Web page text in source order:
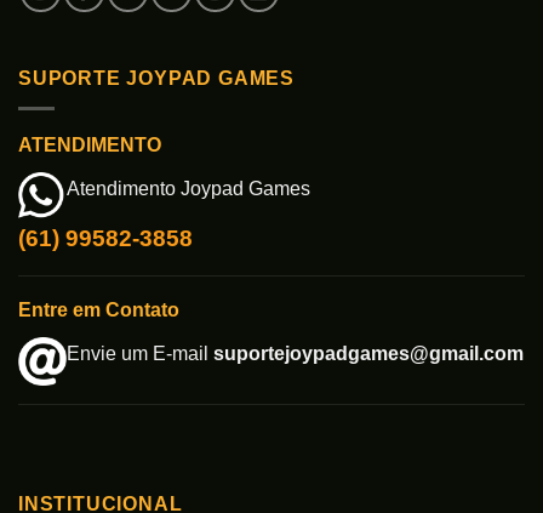
SUPORTE JOYPAD GAMES
ATENDIMENTO
Atendimento Joypad Games
(61) 99582-3858
Entre em Contato
Envie um E-mail suportejoypadgames@gmail.com
INSTITUCIONAL